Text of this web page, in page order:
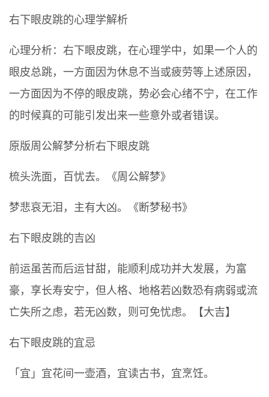
右下眼皮跳的心理学解析
心理分析：右下眼皮跳，在心理学中，如果一个人的
眼皮总跳，一方面因为休息不当或疲劳等上述原因，
一方面因为不停的眼皮跳，势必会心绪不宁，在工作
的时候真的可能引发出来一些意外或者错误。
原版周公解梦分析右下眼皮跳
梳头洗面，百忧去。《周公解梦》
梦悲哀无泪，主有大凶。《断梦秘书》
右下眼皮跳的吉凶
前运虽苦而后运甘甜，能顺利成功并大发展，为富
豪，享长寿安宁，但人格、地格若凶数恐有病弱或流
亡失所之虑，若无凶数，则可免忧虑。【大吉】
右下眼皮跳的宜忌
「宜」宜花间一壶酒，宜读古书，宜烹饪。